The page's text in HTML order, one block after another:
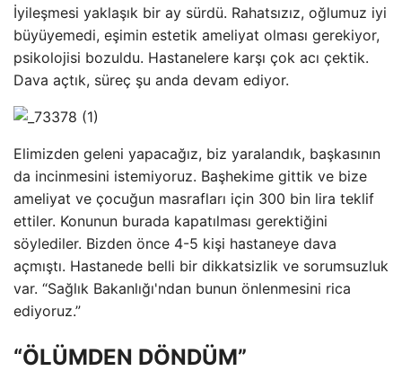
İyileşmesi yaklaşık bir ay sürdü. Rahatsızız, oğlumuz iyi
büyüyemedi, eşimin estetik ameliyat olması gerekiyor,
psikolojisi bozuldu. Hastanelere karşı çok acı çektik.
Dava açtık, süreç şu anda devam ediyor.
Elimizden geleni yapacağız, biz yaralandık, başkasının
da incinmesini istemiyoruz. Başhekime gittik ve bize
ameliyat ve çocuğun masrafları için 300 bin lira teklif
ettiler. Konunun burada kapatılması gerektiğini
söylediler. Bizden önce 4-5 kişi hastaneye dava
açmıştı. Hastanede belli bir dikkatsizlik ve sorumsuzluk
var. “Sağlık Bakanlığı'ndan bunun önlenmesini rica
ediyoruz.”
“ÖLÜMDEN DÖNDÜM”